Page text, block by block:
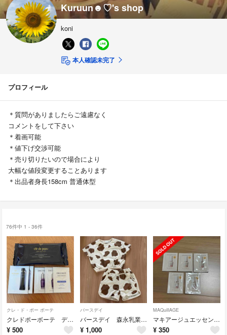
Kuruun☻♡'s shop
koni
本人確認未完了
プロフィール
＊質問がありましたらご遠慮なく
コメントをして下さい
＊着画可能
＊値下げ交渉可能
＊売り切りたいので場合により
大幅な値段変更することあります
＊出品者身長158cm 普通体型
76件中 1 - 36件
クレ・ド・ポー ボーテ
クレドポーボーテ デコルテ 試供品セット
¥ 500
バースデイ
バースデイ 森永乳業セットアップ
¥ 1,000
MAQuillAGE
マキアージュエッセンスリキッドEX
¥ 350